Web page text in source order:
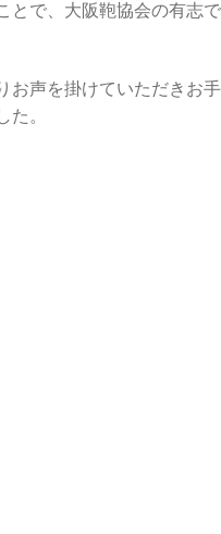
とで、大阪鞄協会の有志で
お声を掛けていただきお手
。